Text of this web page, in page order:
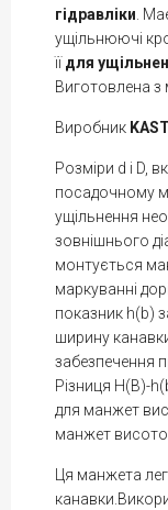
гідравліки .
ущільнюючі
їїдля
Виготовлена з
Виробник
Розміри d і D,
посадочному
ущільнення
зовнішнього
монтується
маркуванні
показник h(b)
ширину
забезпечення
Різниця H(B)-
для манжет
манжет
Ця манжета